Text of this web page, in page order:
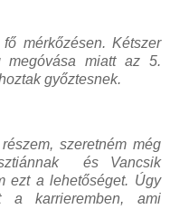
mérkőzésen. Kétszer
megóvása miatt az 5.
győztesnek.
szeretném még
és Vancsik
ezt a lehetőséget. Úgy
a karrieremben, ami